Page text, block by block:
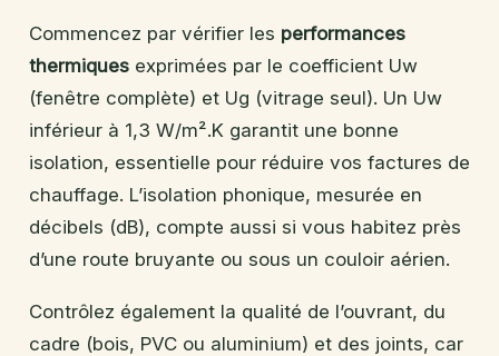
Commencez par vérifier les performances
thermiques exprimées par le coefficient Uw
(fenêtre complète) et Ug (vitrage seul). Un Uw
inférieur à 1,3 W/m².K garantit une bonne
isolation, essentielle pour réduire vos factures de
chauffage. L’isolation phonique, mesurée en
décibels (dB), compte aussi si vous habitez près
d’une route bruyante ou sous un couloir aérien.
Contrôlez également la qualité de l’ouvrant, du
cadre (bois, PVC ou aluminium) et des joints, car